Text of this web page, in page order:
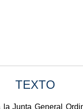
TEXTO
Junta General